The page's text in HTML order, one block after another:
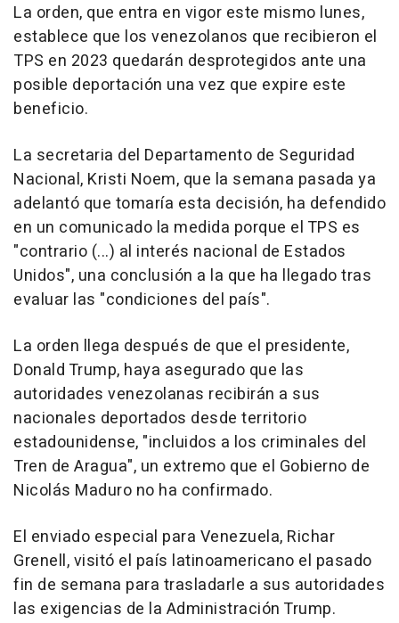
La orden, que entra en vigor este mismo lunes,
establece que los venezolanos que recibieron el
TPS en 2023 quedarán desprotegidos ante una
posible deportación una vez que expire este
beneficio.
La secretaria del Departamento de Seguridad
Nacional, Kristi Noem, que la semana pasada ya
adelantó que tomaría esta decisión, ha defendido
en un comunicado la medida porque el TPS es
"contrario (...) al interés nacional de Estados
Unidos", una conclusión a la que ha llegado tras
evaluar las "condiciones del país".
La orden llega después de que el presidente,
Donald Trump, haya asegurado que las
autoridades venezolanas recibirán a sus
nacionales deportados desde territorio
estadounidense, "incluidos a los criminales del
Tren de Aragua", un extremo que el Gobierno de
Nicolás Maduro no ha confirmado.
El enviado especial para Venezuela, Richar
Grenell, visitó el país latinoamericano el pasado
fin de semana para trasladarle a sus autoridades
las exigencias de la Administración Trump.